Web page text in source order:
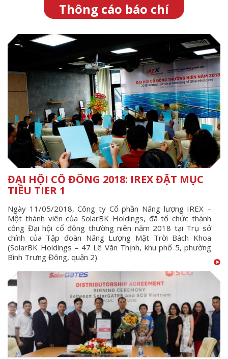
Thông cáo báo chí
ĐẠI HỘI CỔ ĐÔNG 2018: IREX ĐẶT MỤC
TIÊU TIER 1
Ngày 11/05/2018, Công ty Cổ phần Năng lượng IREX –
Một thành viên của SolarBK Holdings, đã tổ chức thành
công Đại hội cổ đông thường niên năm 2018 tại Trụ sở
chính của Tập đoàn Năng Lượng Mặt Trời Bách Khoa
(SolarBK Holdings – 47 Lê Văn Thịnh, khu phố 5, phường
Bình Trưng Đông, quận 2).